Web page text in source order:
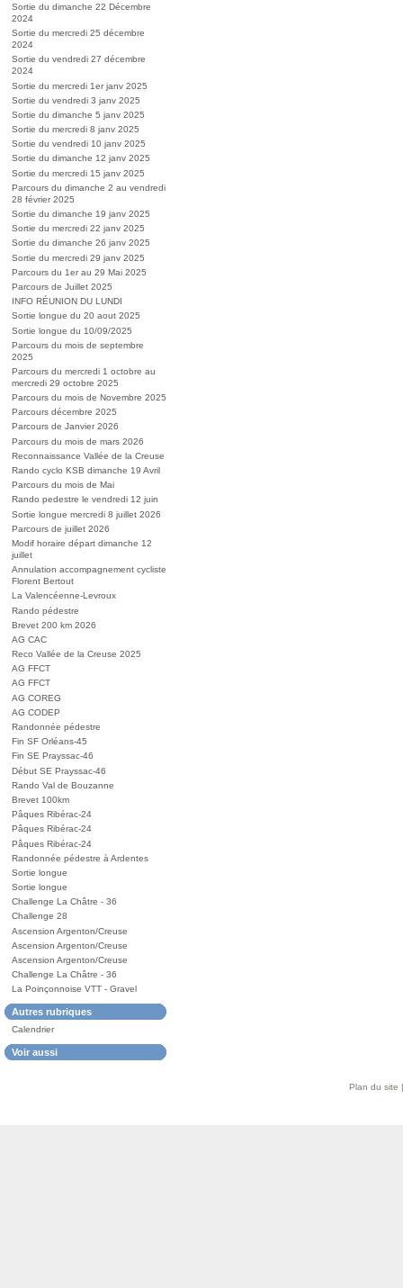
Sortie du dimanche 22 Décembre
2024
Sortie du mercredi 25 décembre
2024
Sortie du vendredi 27 décembre
2024
Sortie du mercredi 1er janv 2025
Sortie du vendredi 3 janv 2025
Sortie du dimanche 5 janv 2025
Sortie du mercredi 8 janv 2025
Sortie du vendredi 10 janv 2025
Sortie du dimanche 12 janv 2025
Sortie du mercredi 15 janv 2025
Parcours du dimanche 2 au vendredi
28 février 2025
Sortie du dimanche 19 janv 2025
Sortie du mercredi 22 janv 2025
Sortie du dimanche 26 janv 2025
Sortie du mercredi 29 janv 2025
Parcours du 1er au 29 Mai 2025
Parcours de Juillet 2025
INFO RÉUNION DU LUNDI
Sortie longue du 20 aout 2025
Sortie longue du 10/09/2025
Parcours du mois de septembre
2025
Parcours du mercredi 1 octobre au
mercredi 29 octobre 2025
Parcours du mois de Novembre 2025
Parcours décembre 2025
Parcours de Janvier 2026
Parcours du mois de mars 2026
Reconnaissance Vallée de la Creuse
Rando cyclo KSB dimanche 19 Avril
Parcours du mois de Mai
Rando pedestre le vendredi 12 juin
Sortie longue mercredi 8 juillet 2026
Parcours de juillet 2026
Modif horaire départ dimanche 12
juillet
Annulation accompagnement cycliste
Florent Bertout
La Valencéenne-Levroux
Rando pédestre
Brevet 200 km 2026
AG CAC
Reco Vallée de la Creuse 2025
AG FFCT
AG FFCT
AG COREG
AG CODEP
Randonnée pédestre
Fin SF Orléans-45
Fin SE Prayssac-46
Début SE Prayssac-46
Rando Val de Bouzanne
Brevet 100km
Pâques Ribérac-24
Pâques Ribérac-24
Pâques Ribérac-24
Randonnée pédestre à Ardentes
Sortie longue
Sortie longue
Challenge La Châtre - 36
Challenge 28
Ascension Argenton/Creuse
Ascension Argenton/Creuse
Ascension Argenton/Creuse
Challenge La Châtre - 36
La Poinçonnoise VTT - Gravel
Autres rubriques
Calendrier
Voir aussi
Plan du site